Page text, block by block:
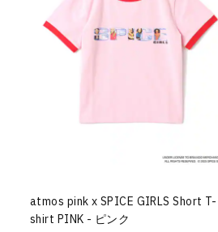
atmos pink x SPICE GIRLS Short T-
shirt PINK - ピンク